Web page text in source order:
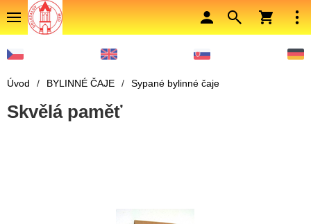
Úvod / BYLINNÉ ČAJE / Sypané bylinné čaje
Skvělá paměť